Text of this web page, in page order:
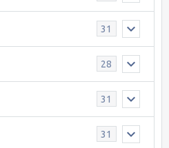
31
28
31
31